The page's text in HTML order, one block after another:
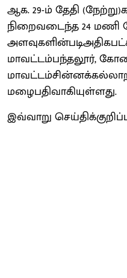
ஆக. 29-ம் தேதி
நிறைவடைந்த 24 மணி
மாவட்டம்பந்தலூர்,
மழைபதிவாகியுள்ளது.
இவ்வாறு